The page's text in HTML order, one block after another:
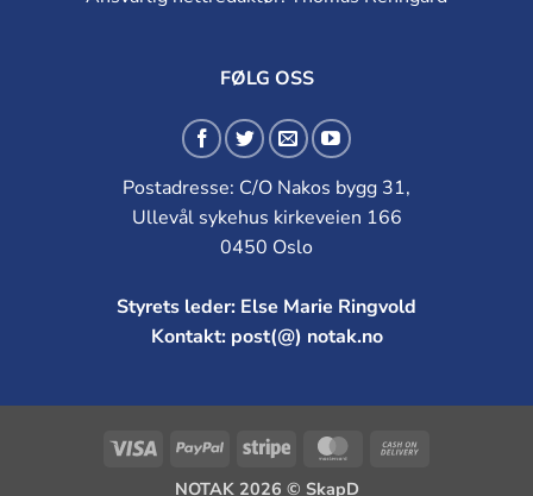
FØLG OSS
Postadresse: C/O Nakos bygg 31,
Ullevål sykehus kirkeveien 166
0450 Oslo
Styrets leder: Else Marie Ringvold
Kontakt: post(@) notak.no
Visa PayPal Stripe MasterCard
NOTAK 2026 © SkapD